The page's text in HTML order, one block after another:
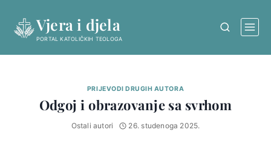
content
Vjera i djela
PORTAL KATOLIČKIH TEOLOGA
PRIJEVODI DRUGIH AUTORA
Odgoj i obrazovanje sa svrhom
Ostali autori 26. studenoga 2025.